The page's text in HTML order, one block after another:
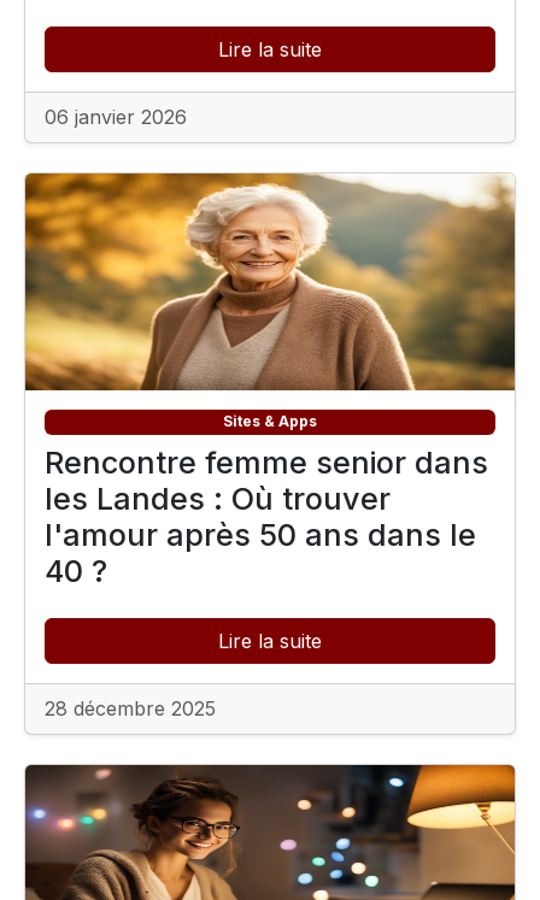
Lire la suite
06 janvier 2026
Sites & Apps
Rencontre femme senior dans
les Landes : Où trouver
l'amour après 50 ans dans le
40 ?
Lire la suite
28 décembre 2025